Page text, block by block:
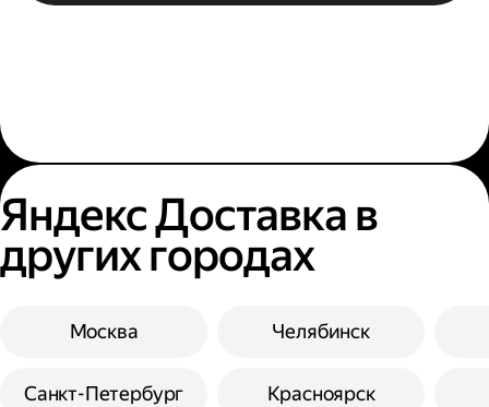
Яндекс Доставка в
других городах
Москва
Санкт-Петербург
Челябинск
Красноярск